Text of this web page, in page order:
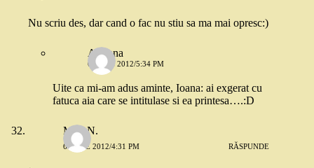
Nu scriu des, dar cand o fac nu stiu sa ma mai opresc:)
Adriana
6 IULIE 2012/5:34 PM
Uite ca mi-am adus aminte, Ioana: ai exgerat cu
fatuca aia care se intitulase si ea printesa….:D
Mira N.
6 IULIE 2012/4:31 PM RĂSPUNDE